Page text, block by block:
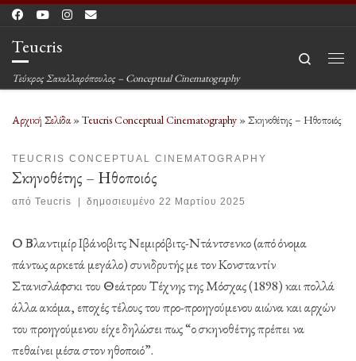
Μετάβαση στο περιεχόμενο
Teucris
Τεύκρος Σακελλαρόπουλος – Conceptual Cinematography
Search
Αρχική Σελίδα»Teucris Conceptual Cinematography »Σκηνοθέτης – Ηθοποιός
TEUCRIS CONCEPTUAL CINEMATOGRAPHY
Σκηνοθέτης – Ηθοποιός
από Teucris δημοσιευμένο22 Μαρτίου 2025
Ο Βλαντιμίρ Ιβάνοβιτς Νεμιρόβιτς-Ντάντσενκο (από όνομα
πάντως αρκετά μεγάλο) συνιδρυτής με τον Κονσταντίν
Στανισλάφσκι του Θεάτρου Τέχνης της Μόσχας (1898) και πολλά
άλλα ακόμα, εποχές τέλους του προ-προηγούμενου αιώνα και αρχών
του προηγούμενου είχε δηλώσει πως “ο σκηνοθέτης πρέπει να
πεθαίνει μέσα στον ηθοποιό”.